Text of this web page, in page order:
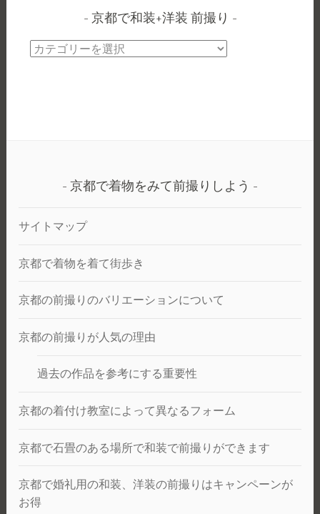
べ
る
真
と
う。
京都で和装+洋装 前撮り
京
京都で着物をみて前撮りしよう
サイトマップ
京都で着物を着て街歩き
京都の前撮りのバリエーションについて
京都の前撮りが人気の理由
過去の作品を参考にする重要性
京都の着付け教室によって異なるフォーム
京都で石畳のある場所で和装で前撮りができます
京都で婚礼用の和装、洋装の前撮りはキャンペーンが
お得